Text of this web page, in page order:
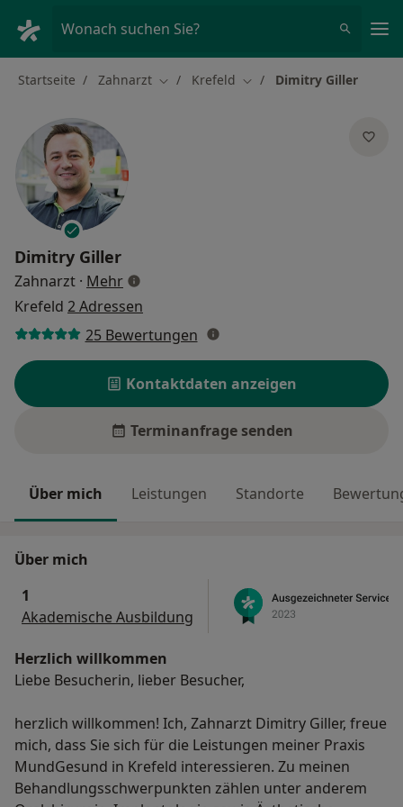
Wonach suchen Sie?
Startseite Zahnarzt Stadt ändern
Krefeld Stadt ändern
Dimitry Giller
Dimitry Giller
Zahnarzt · Mehrüber Spezialisierungen
Krefeld 2 Adressen
25 Bewertungen
Kontaktdaten anzeigen
Terminanfrage senden
Über mich Leistungen Standorte
Über mich
1
Akademische Ausbildung
Herzlich willkommen
Liebe Besucherin, lieber Besucher,
herzlich willkommen! Ich, Zahnarzt Dimitry Giller, freue
mich, dass Sie sich für die Leistungen meiner Praxis
MundGesund in Krefeld interessieren. Zu meinen
Behandlungsschwerpunkten zählen unter anderem